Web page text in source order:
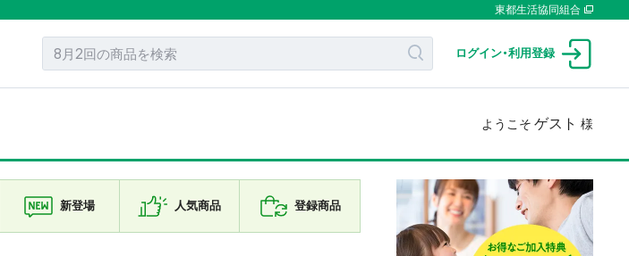
東都生活協同組合
ログイン・利用登録
ようこそ ゲスト 様
新登場 人気商品 登録商品